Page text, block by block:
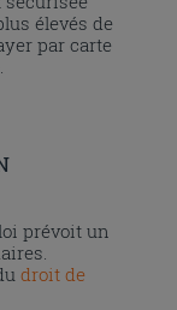
élevés de
par carte
prévoit un
droit de